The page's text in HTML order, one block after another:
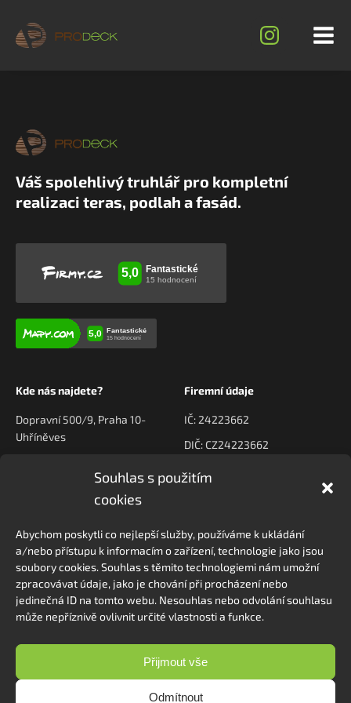
Souhlas s použitím
cookies
Abychom poskytli co nejlepší služby, používáme k ukládání
a/nebo přístupu k informacím o zařízení, technologie jako jsou
soubory cookies. Souhlas s těmito technologiemi nám umožní
zpracovávat údaje, jako je chování při procházení nebo
jedinečná ID na tomto webu. Nesouhlas nebo odvolání souhlasu
může nepříznivě ovlivnit určité vlastnosti a funkce.
Přijmout vše
Odmítnout
Váš spolehlivý truhlář pro kompletní
realizaci teras, podlah a fasád.
Kde nás najdete?
Dopravní 500/9, Praha 10-
Uhříněves
Firemní údaje
IČ: 24223662
DIČ: CZ24223662
Kontaktujte nás
+420 778 222 800
Navigace
O nás
Kontakt